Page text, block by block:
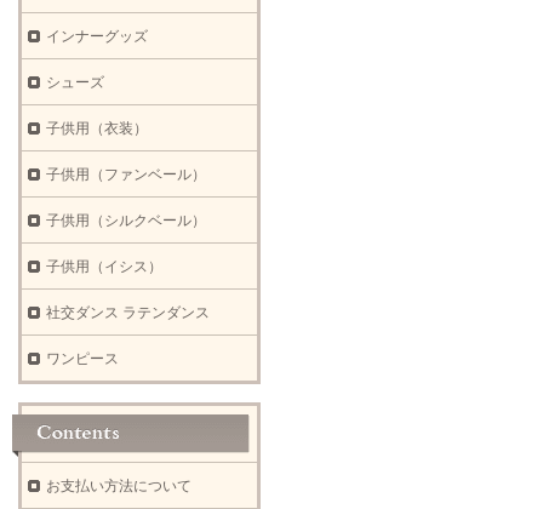
インナーグッズ
シューズ
子供用（衣装）
子供用（ファンベール）
子供用（シルクベール）
子供用（イシス）
社交ダンス ラテンダンス
ワンピース
お支払い方法について